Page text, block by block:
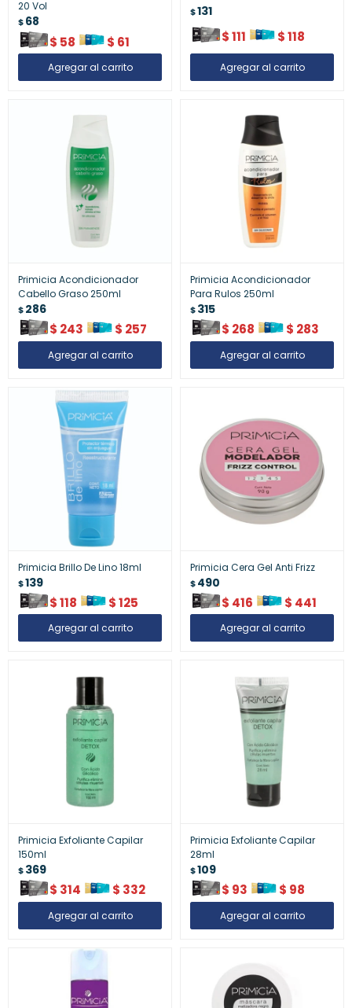
20 Vol
$68
$ 58 $ 61
$131
$111 $118
Primicia Acondicionador
Cabello Graso 250ml
$286
$ 243 $ 257
Primicia Acondicionador
Para Rulos 250ml
$315
$ 268 $ 283
Primicia Brillo De Lino 18ml
$139
$118 $125
Primicia Cera Gel Anti Frizz
$490
$ 416 $ 441
Primicia Exfoliante Capilar
150ml
$369
$ 314 $ 332
Primicia Exfoliante Capilar
28ml
$109
$ 93 $ 98